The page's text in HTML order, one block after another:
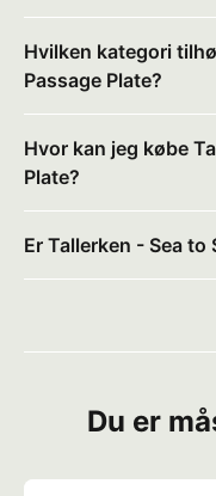
Hvilken kategori
Passage Plate?
Hvor kan jeg købe
Plate?
Er Tallerken - Sea
Du er